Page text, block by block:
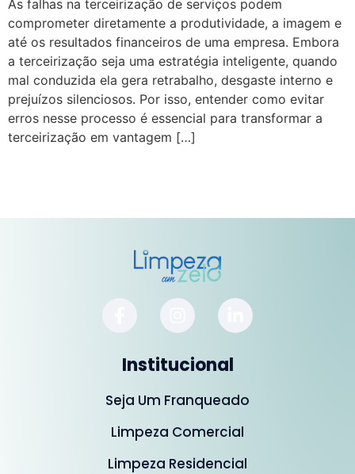
As falhas na terceirização de serviços podem
comprometer diretamente a produtividade, a imagem e
até os resultados financeiros de uma empresa. Embora
a terceirização seja uma estratégia inteligente, quando
mal conduzida ela gera retrabalho, desgaste interno e
prejuízos silenciosos. Por isso, entender como evitar
erros nesse processo é essencial para transformar a
terceirização em vantagem […]
Institucional
Seja Um Franqueado
Limpeza Comercial
Limpeza Residencial